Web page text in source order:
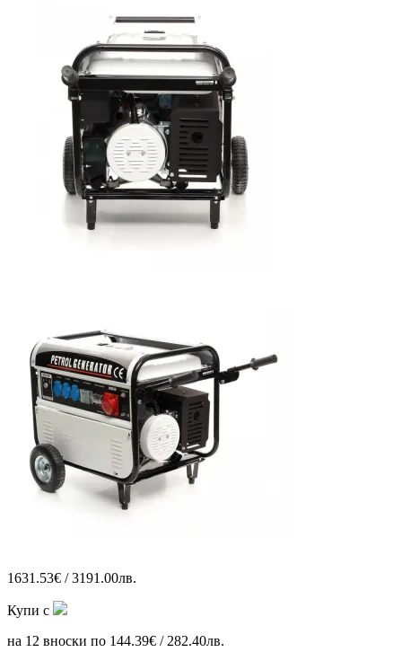
1631.53€ / 3191.00лв.
Купи с
на 12 вноски по 144.39€ / 282.40лв.